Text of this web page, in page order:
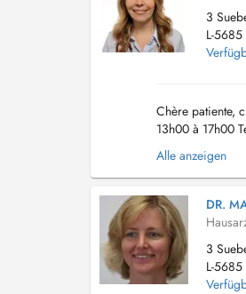
3
L-
Chère patiente,
13h00 à 17h00
masque
Alle anzeigen
DR.
3
L-